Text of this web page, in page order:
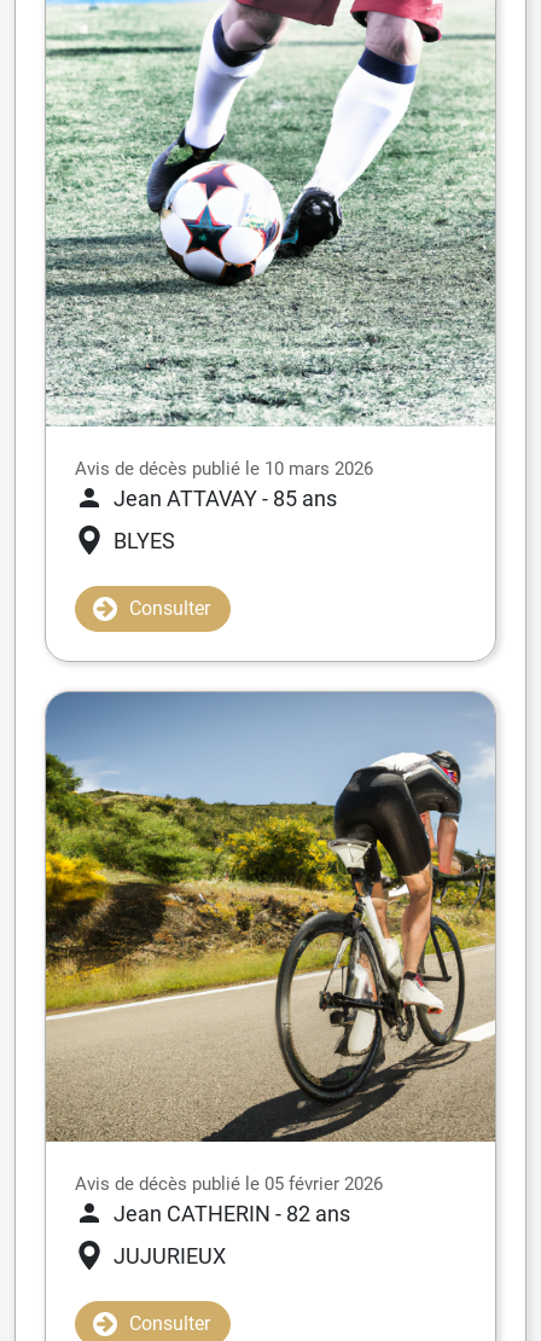
Avis de décès publié le 10 mars 2026
Jean ATTAVAY- 85 ans
BLYES
Consulter
Avis de décès publié le 05 février 2026
Jean CATHERIN - 82 ans
JUJURIEUX
Consulter